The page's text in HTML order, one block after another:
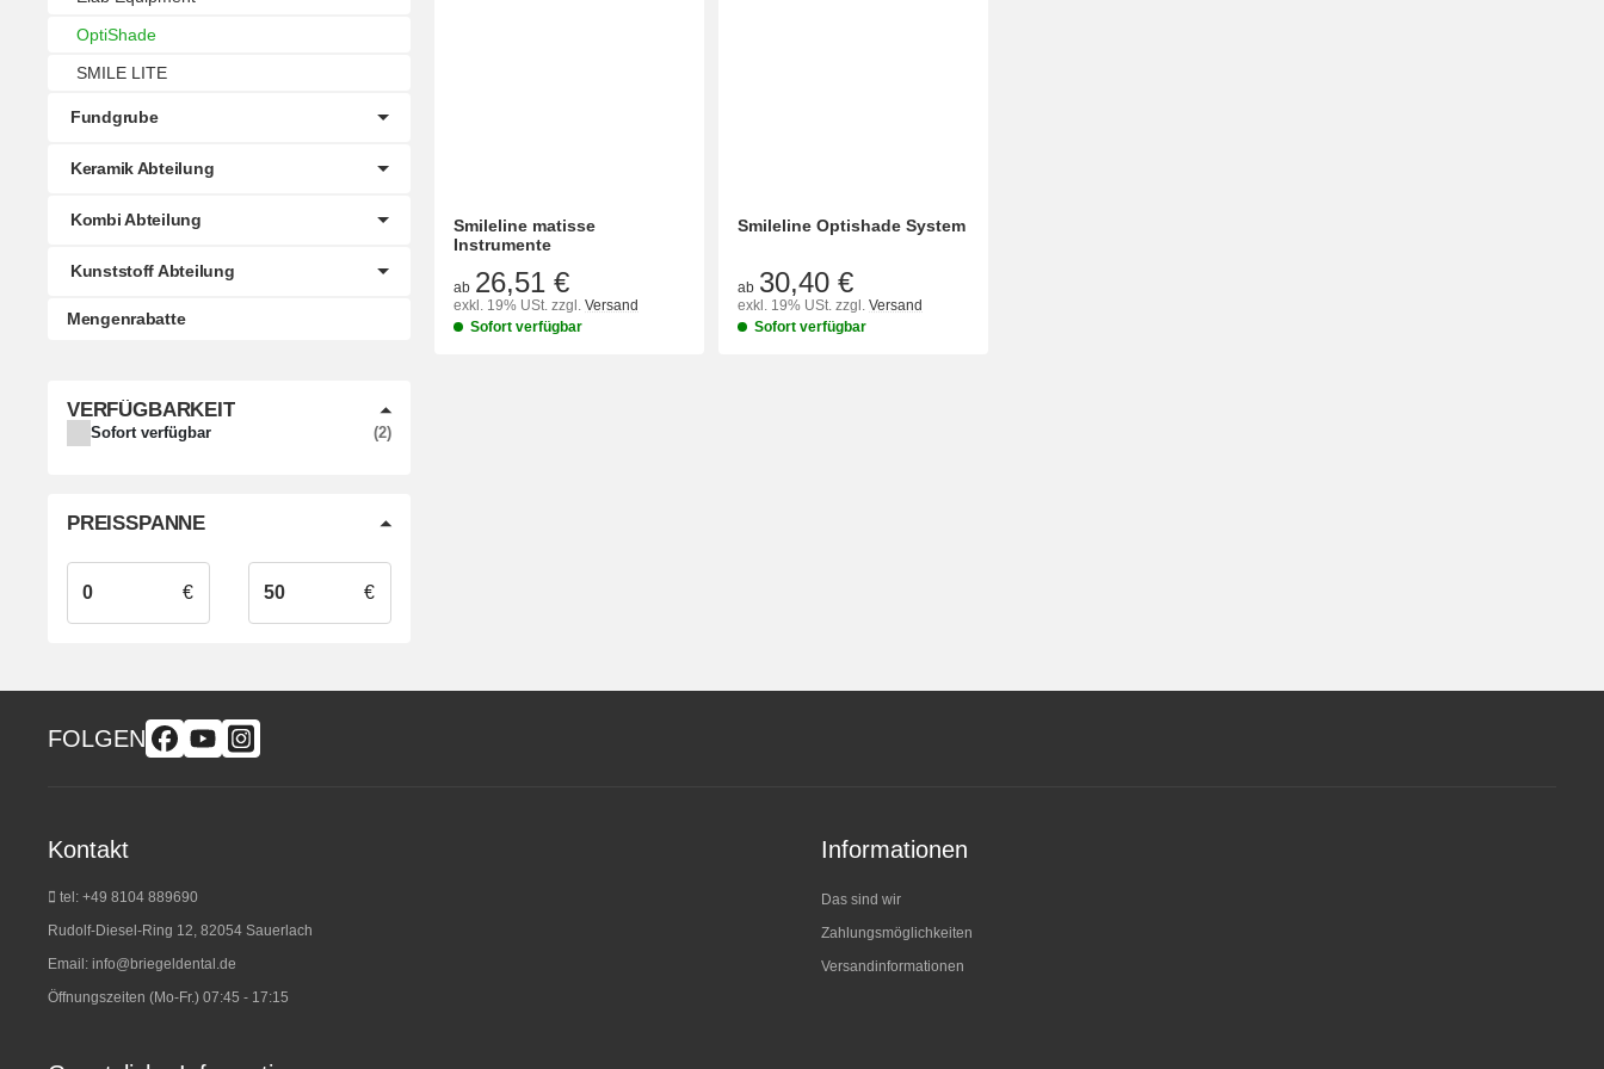
Smileline matisse
Instrumente
ab 26,51 €
exkl. 19% USt. zzgl. Versand
Sofort verfügbar
Smileline Optishade System
ab 30,40 €
exkl. 19% USt. zzgl. Versand
Sofort verfügbar
OptiShade
SMILE LITE
Fundgrube
Keramik Abteilung
Kombi Abteilung
Kunststoff Abteilung
Mengenrabatte
VERFÜGBARKEIT
Sofort verfügbar 2
ARTIKEL GEFUNDEN
PREISSPANNE
€ €
FOLGEN
Kontakt
tel: +49 8104 889690
Rudolf-Diesel-Ring 12, 82054 Sauerlach
Email: info@briegeldental.de
Öffnungszeiten (Mo-Fr.) 07:45 - 17:15
Informationen
Das sind wir
Zahlungsmöglichkeiten
Versandinformationen